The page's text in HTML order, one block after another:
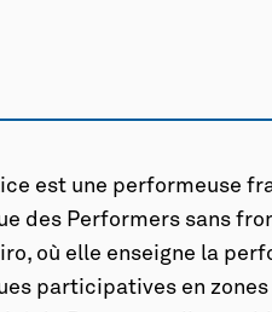
est une performeuse
des Performers sans
où elle enseigne la
participatives en